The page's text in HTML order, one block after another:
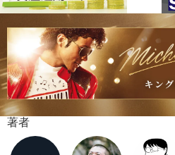
著者